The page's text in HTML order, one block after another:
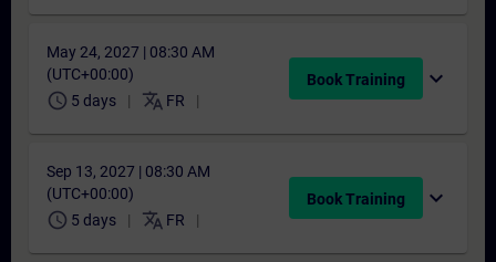
May 24, 2027 | 08:30 AM
(UTC+00:00)
schedule 5 days translate FR
Book Training expand_more
Sep 13, 2027 | 08:30 AM
(UTC+00:00)
schedule 5 days translate FR
Book Training expand_more